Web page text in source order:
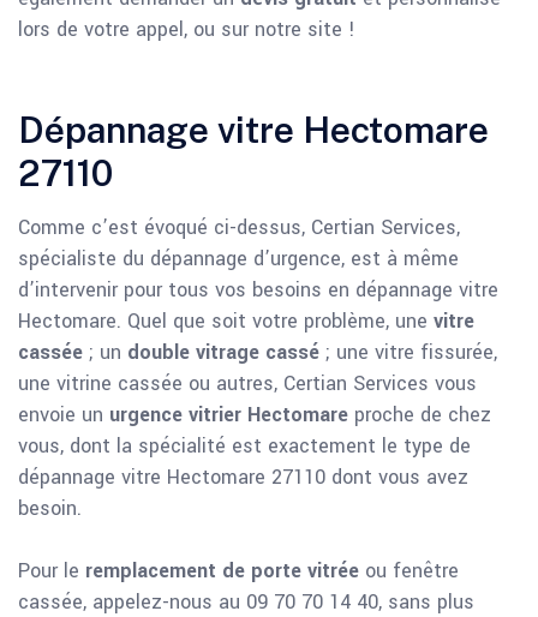
lors de votre appel, ou sur notre site !
Dépannage vitre Hectomare
27110
Comme c’est évoqué ci-dessus, Certian Services,
spécialiste du dépannage d’urgence, est à même
d’intervenir pour tous vos besoins en dépannage vitre
Hectomare. Quel que soit votre problème, une vitre
cassée ; un double vitrage cassé ; une vitre fissurée,
une vitrine cassée ou autres, Certian Services vous
envoie un urgence vitrier Hectomare proche de chez
vous, dont la spécialité est exactement le type de
dépannage vitre Hectomare 27110 dont vous avez
besoin.
Pour le remplacement de porte vitrée ou fenêtre
cassée, appelez-nous au 09 70 70 14 40, sans plus